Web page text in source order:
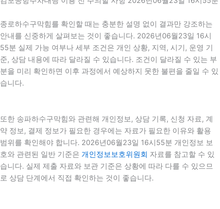
종로하수구막힘를 확인할 때는 충분한 설명 없이 결과만 강조하는
안내를 신중하게 살펴보는 것이 좋습니다. 2026년06월23일 16시
55분 실제 가능 여부나 세부 조건은 개인 상황, 지역, 시기, 운영 기
준, 상담 내용에 따라 달라질 수 있습니다. 조건이 달라질 수 있는 부
분을 미리 확인하면 이후 과정에서 예상하지 못한 불편을 줄일 수 있
습니다.
또한 송파하수구막힘와 관련해 개인정보, 상담 기록, 신청 자료, 계
약 정보, 결제 정보가 필요한 경우에는 자료가 필요한 이유와 활용
범위를 확인해야 합니다. 2026년06월23일 16시55분 개인정보 보
호와 관련된 일반 기준은 개인정보보호위원회 자료를 참고할 수 있
습니다. 실제 제출 자료와 보관 기준은 상황에 따라 다를 수 있으므
로 상담 단계에서 직접 확인하는 것이 좋습니다.